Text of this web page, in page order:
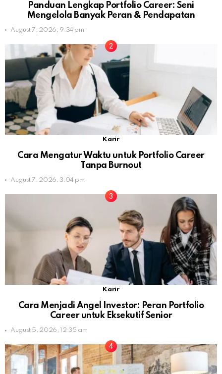
Panduan Lengkap Portfolio Career: Seni
Mengelola Banyak Peran & Pendapatan
August 7, 2026, 9:34 pm
Karir
Cara Mengatur Waktu untuk Portfolio Career
Tanpa Burnout
August 7, 2026, 3:04 pm
Karir
Cara Menjadi Angel Investor: Peran Portfolio
Career untuk Eksekutif Senior
August 5, 2026, 12:35 am